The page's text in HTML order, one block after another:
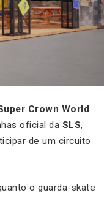
Crown World
oficial da SLS,
de um circuito
o guarda-skate